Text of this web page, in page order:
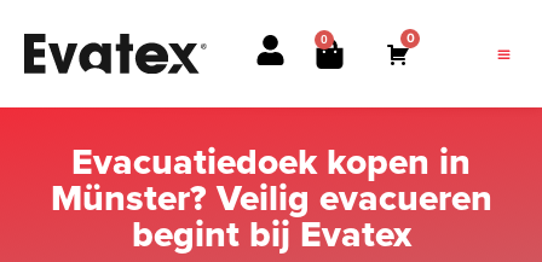
0 0
Evacuatiedoek kopen in
Münster? Veilig evacueren
begint bij Evatex